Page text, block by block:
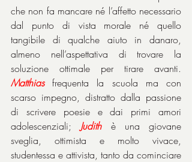
che non fa mancare né l’affetto necessario
dal punto di vista morale né quello
tangibile di qualche aiuto in danaro,
almeno nell’aspettativa di trovare la
Matthias frequenta la scuola ma con
scarso impegno, distratto dalla passione
di scrivere poesie e dai primi amori
adolescenziali; Judith è una giovane
sveglia, ottimista e molto vivace,
studentessa e attivista, tanto da cominciare